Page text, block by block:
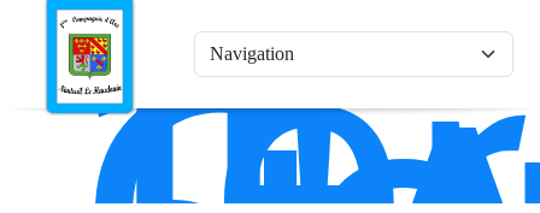
Panneau de gestion des cookies